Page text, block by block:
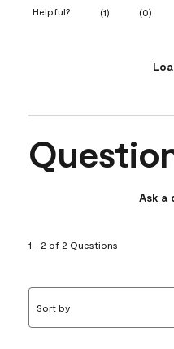
Helpful? (1) (0)
Ask a
1 - 2 of 2 Questions
Sort by